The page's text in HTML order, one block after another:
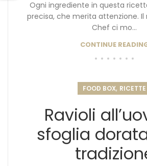
Ogni ingrediente in questa
precisa, che merita attenzione. Il
Chef ci mo...
CONTINUE
FOOD BOX, RICETTE
Ravioli
sfoglia